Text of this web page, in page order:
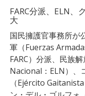
FARC分派、ELN、
大
国民擁護官事務所が
軍（Fuerzas
FARC）分派、民族
Nacional：ELN）、
（Ejército